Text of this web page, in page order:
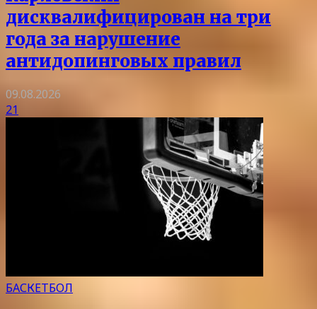
дисквалифицирован на три
года за нарушение
антидопинговых правил
09.08.2026
21
БАСКЕТБОЛ